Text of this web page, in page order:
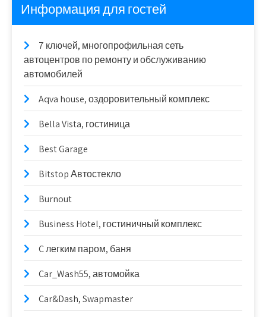
Информация для гостей
7 ключей, многопрофильная сеть
автоцентров по ремонту и обслуживанию
автомобилей
Aqva house, оздоровительный комплекс
Bella Vista, гостиница
Best Garage
Bitstop Автостекло
Burnout
Business Hotel, гостиничный комплекс
C легким паром, баня
Car_Wash55, автомойка
Car&Dash, Swapmaster